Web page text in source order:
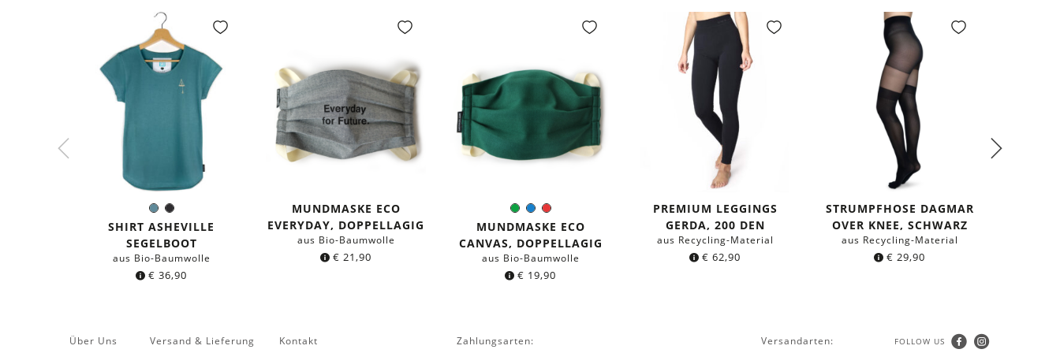
SeeblauSchwarz
Farbe:
SHIRT ASHEVILLE
SEGELBOOT
aus Bio-Baumwolle
€ 36,90
MUNDMASKE ECO
EVERYDAY, DOPPELLAGIG
aus Bio-Baumwolle
€ 21,90
GrünBlauRot
Farbe:
MUNDMASKE ECO
CANVAS, DOPPELLAGIG
aus Bio-Baumwolle
€ 19,90
PREMIUM LEGGINGS
GERDA, 200 DEN
aus Recycling-Material
€ 62,90
STRUMPFHOSE DAGMAR
OVER KNEE, SCHWARZ
aus Recycling-Material
€ 29,90
Über Uns Versand & Lieferung Kontakt Zahlungsarten: Versandarten: FOLLOW US